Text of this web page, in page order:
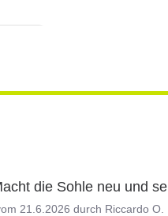
die Sohle neu und
21.6.2026 durch Riccardo O.